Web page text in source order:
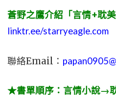
蒼野之鷹介紹「言情+耽
linktr.ee/starryeagle.com
聯絡Email：
★書單順序：言情小說→